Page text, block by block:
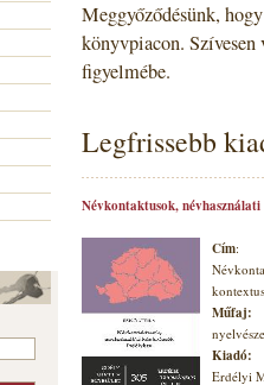
Meggyőződésünk,
könyvpiacon.
figyelmébe.
Legfrissebb
Névkontaktusok,
Cím:
Műfaj:
Kiadó:
Erdélyi